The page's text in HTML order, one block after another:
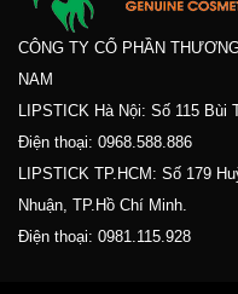
CÔNG TY CỔ PHẦN
NAM
LIPSTICK Hà Nội: Số 115 Bùi
Điện thoại: 0968.588.886
LIPSTICK TP.HCM: Số 179
Nhuận, TP.Hồ Chí Minh.
Điện thoại: 0981.115.928